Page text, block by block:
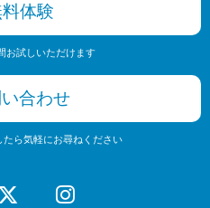
体験
お試しいただけます
合わせ
たら気軽にお尋ねください